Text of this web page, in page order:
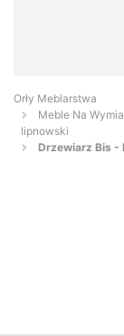
Orły Meblarstwa
Meble Na
lipnowski
Drzewiarz Bis -